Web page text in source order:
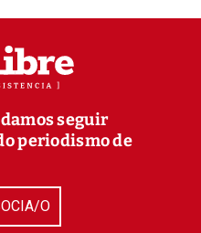
seguir
periodismo de
O